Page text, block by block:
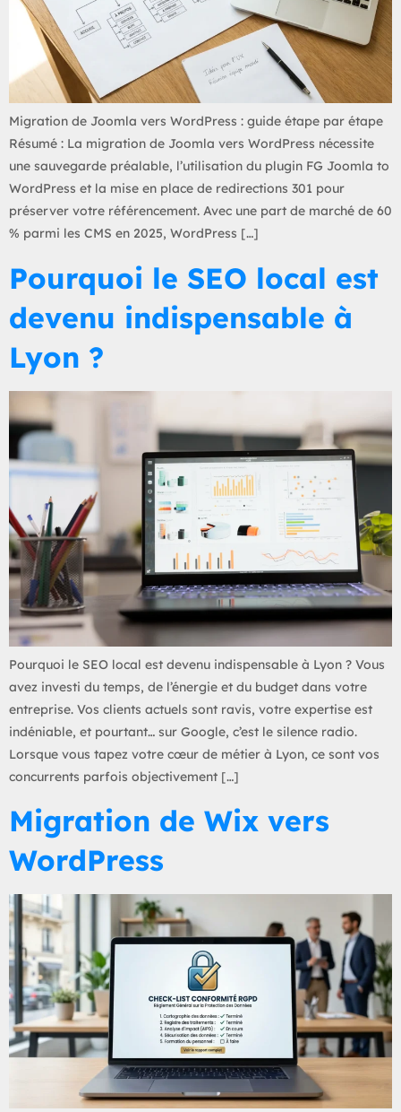
Migration de Joomla vers WordPress : guide étape par étape
Résumé : La migration de Joomla vers WordPress nécessite
une sauvegarde préalable, l’utilisation du plugin FG Joomla to
WordPress et la mise en place de redirections 301 pour
préserver votre référencement. Avec une part de marché de 60
% parmi les CMS en 2025, WordPress […]
Pourquoi le SEO local est
devenu indispensable à
Lyon ?
Pourquoi le SEO local est devenu indispensable à Lyon ? Vous
avez investi du temps, de l’énergie et du budget dans votre
entreprise. Vos clients actuels sont ravis, votre expertise est
indéniable, et pourtant… sur Google, c’est le silence radio.
Lorsque vous tapez votre cœur de métier à Lyon, ce sont vos
concurrents parfois objectivement […]
Migration de Wix vers
WordPress